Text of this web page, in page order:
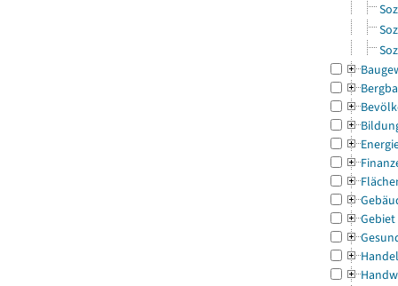
Gebiet